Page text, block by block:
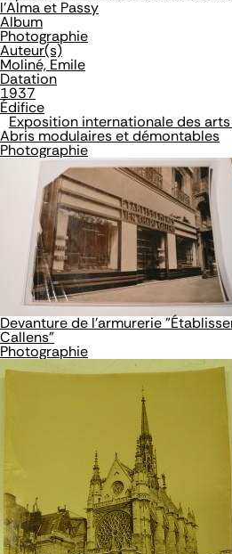
l'Alma et Passy
Album
Photographie
Auteur(s)
Moliné, Emile
Datation
1937
Édifice
Exposition internationale des
Abris modulaires et démontables
Photographie
Devanture de l'armurerie
Callens"
Photographie